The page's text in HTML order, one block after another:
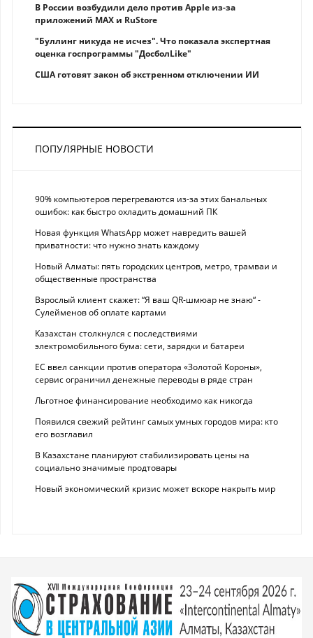
В России возбудили дело против Apple из-за
приложений MAX и RuStore
"Буллинг никуда не исчез". Что показала экспертная
оценка госпрограммы "ДосболLike"
США готовят закон об экстренном отключении ИИ
ПОПУЛЯРНЫЕ НОВОСТИ
90% компьютеров перегреваются из-за этих банальных
ошибок: как быстро охладить домашний ПК
Новая функция WhatsApp может навредить вашей
приватности: что нужно знать каждому
Новый Алматы: пять городских центров, метро, трамваи и
общественные пространства
Взрослый клиент скажет: “Я ваш QR-шмюар не знаю“ -
Сулейменов об оплате картами
Казахстан столкнулся с последствиями
электромобильного бума: сети, зарядки и батареи
ЕС ввел санкции против оператора «Золотой Короны»,
сервис ограничил денежные переводы в ряде стран
Льготное финансирование необходимо как никогда
Появился свежий рейтинг самых умных городов мира: кто
его возглавил
В Казахстане планируют стабилизировать цены на
социально значимые продтовары
Новый экономический кризис может вскоре накрыть мир